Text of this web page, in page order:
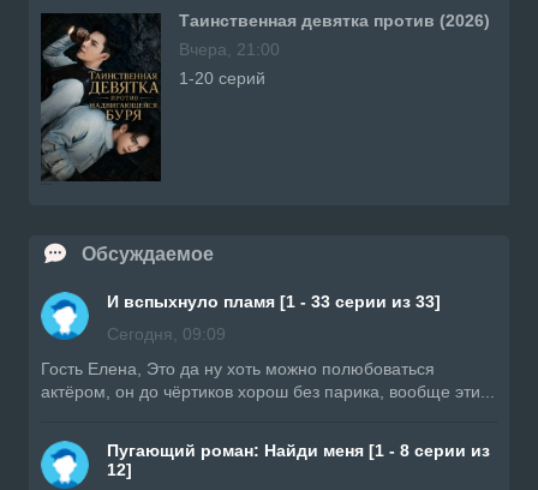
Таинственная девятка против (2026)
Вчера, 21:00
1-20 серий
Обсуждаемое
И вспыхнуло пламя [1 - 33 серии из 33]
Сегодня, 09:09
Гость Елена, Это да ну хоть можно полюбоваться
актёром, он до чёртиков хорош без парика, вообще эти...
Пугающий роман: Найди меня [1 - 8 серии из
12]